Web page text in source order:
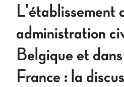
L'établissement
administration
Belgique et
France : la